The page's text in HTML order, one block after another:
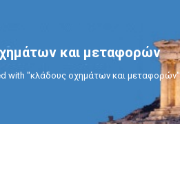
και μεταφορών
with "κλάδους οχημάτων και μεταφορών"